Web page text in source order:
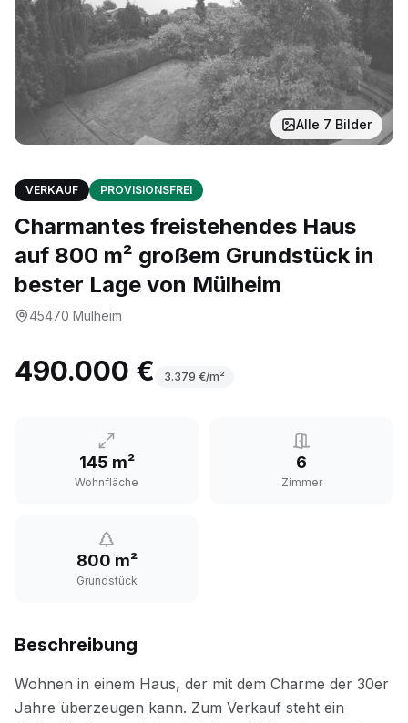
Alle 7 Bilder
VERKAUF PROVISIONSFREI
Charmantes freistehendes Haus
auf 800 m² großem Grundstück in
bester Lage von Mülheim
45470 Mülheim
490.000 € 3.379 €/m²
145 m²
Wohnfläche
6
Zimmer
800 m²
Grundstück
Beschreibung